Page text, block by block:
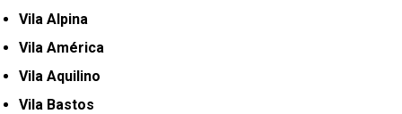
Vila Alpina
Vila América
Vila Aquilino
Vila Bastos